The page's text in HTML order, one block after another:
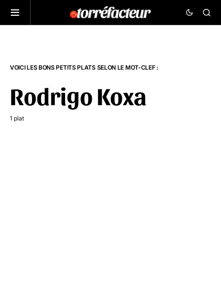
VOICI LES BONS PETITS PLATS SELON LE MOT-CLEF :
Rodrigo Koxa
1 plat